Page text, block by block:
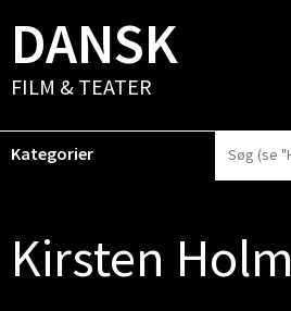
DANSK
FILM & TEATER
Kategorier
Kirsten Holm